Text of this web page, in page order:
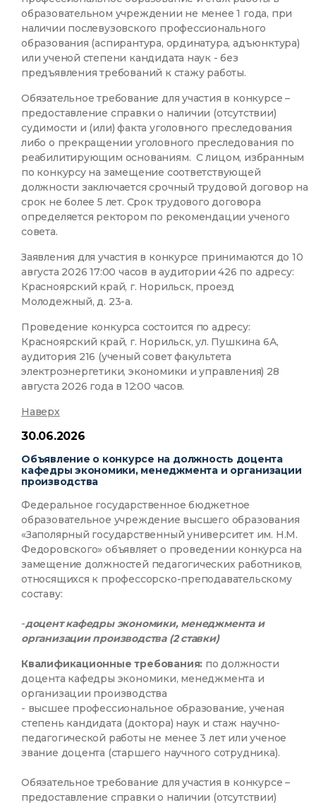
образовательном учреждении не менее 1 года, при
наличии послевузовского профессионального
образования (аспирантура, ординатура, адъюнктура)
или ученой степени кандидата наук - без
предъявления требований к стажу работы.
Обязательное требование для участия в конкурсе –
предоставление справки о наличии (отсутствии)
судимости и (или) факта уголовного преследования
либо о прекращении уголовного преследования по
реабилитирующим основаниям. С лицом, избранным
по конкурсу на замещение соответствующей
должности заключается срочный трудовой договор на
срок не более 5 лет. Срок трудового договора
определяется ректором по рекомендации ученого
совета.
Заявления для участия в конкурсе принимаются до 10
августа 2026 17:00 часов в аудитории 426 по адресу:
Красноярский край, г. Норильск, проезд
Молодежный, д. 23-а.
Проведение конкурса состоится по адресу:
Красноярский край, г. Норильск, ул. Пушкина 6А,
аудитория 216 (ученый совет факультета
электроэнергетики, экономики и управления) 28
августа 2026 года в 12:00 часов.
Наверх
30.06.2026
Объявление о конкурсе на должность доцента
кафедры экономики, менеджмента и организации
производства
Федеральное государственное бюджетное
образовательное учреждение высшего образования
«Заполярный государственный университет им. Н.М.
Федоровского» объявляет о проведении конкурса на
замещение должностей педагогических работников,
относящихся к профессорско-преподавательскому
составу:
-доцент кафедры экономики, менеджмента и
организации производства (2 ставки)
Квалификационные требования: по должности
доцента кафедры экономики, менеджмента и
организации производства
- высшее профессиональное образование, ученая
степень кандидата (доктора) наук и стаж научно-
педагогической работы не менее 3 лет или ученое
звание доцента (старшего научного сотрудника).
Обязательное требование для участия в конкурсе –
предоставление справки о наличии (отсутствии)